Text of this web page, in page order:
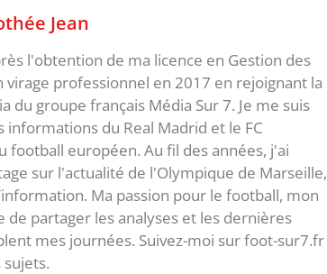
Jean
l'obtention de ma licence en Gestion des
virage professionnel en 2017 en rejoignant la
du groupe français Média Sur 7. Je me suis
du Real Madrid et le FC
football européen. Au fil des années, j'ai
sur l'actualité de l'Olympique de Marseille,
Ma passion pour le football, mon
partager les analyses et les dernières
mes journées. Suivez-moi sur foot-sur7.fr